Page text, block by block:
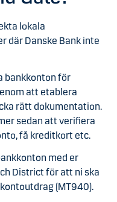
lokala
där Danske Bank inte
bankkonton för
att etablera
rätt dokumentation.
sedan att verifiera
få kreditkort etc.
med er
District för att ni ska
(MT940).